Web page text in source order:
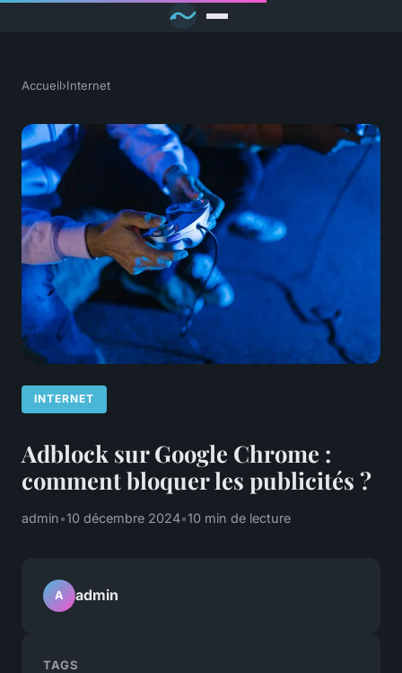
Accueil›Internet
INTERNET
Adblock sur Google Chrome :
comment bloquer les publicités ?
admin•10 décembre 2024•10 min de lecture
A admin
TAGS